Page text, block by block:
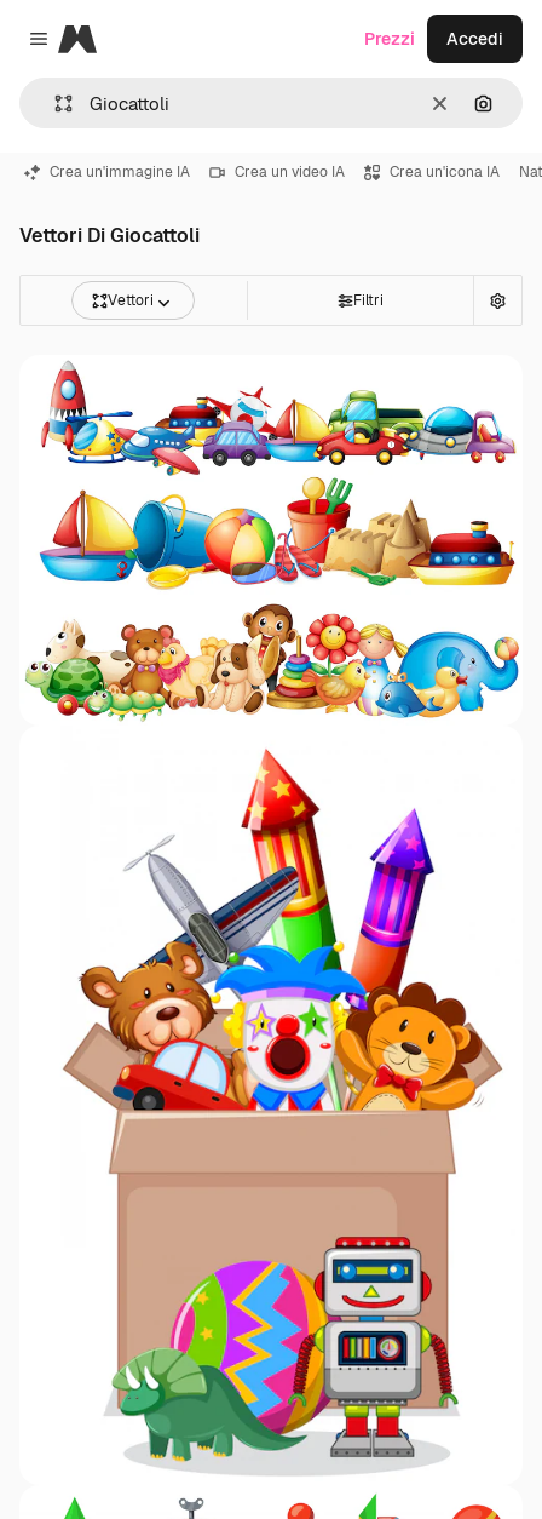
Close menu
Magnific
CancellaCerca
Prezzi Accedi
Crea un'immagine IA Crea un video IA Crea un'icona IA
Vettori Di Giocattoli
Vettori Filtri